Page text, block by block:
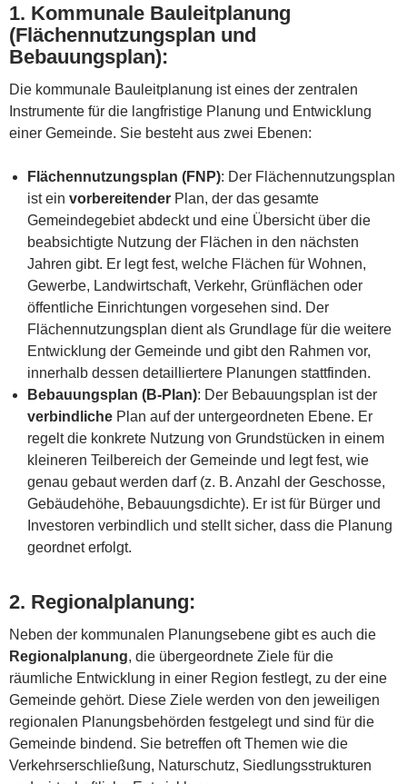
1. Kommunale Bauleitplanung
(Flächennutzungsplan und
Bebauungsplan):
Die kommunale Bauleitplanung ist eines der zentralen
Instrumente für die langfristige Planung und Entwicklung
einer Gemeinde. Sie besteht aus zwei Ebenen:
Flächennutzungsplan (FNP): Der Flächennutzungsplan
ist ein vorbereitender Plan, der das gesamte
Gemeindegebiet abdeckt und eine Übersicht über die
beabsichtigte Nutzung der Flächen in den nächsten
Jahren gibt. Er legt fest, welche Flächen für Wohnen,
Gewerbe, Landwirtschaft, Verkehr, Grünflächen oder
öffentliche Einrichtungen vorgesehen sind. Der
Flächennutzungsplan dient als Grundlage für die weitere
Entwicklung der Gemeinde und gibt den Rahmen vor,
innerhalb dessen detailliertere Planungen stattfinden.
Bebauungsplan (B-Plan): Der Bebauungsplan ist der
verbindliche Plan auf der untergeordneten Ebene. Er
regelt die konkrete Nutzung von Grundstücken in einem
kleineren Teilbereich der Gemeinde und legt fest, wie
genau gebaut werden darf (z. B. Anzahl der Geschosse,
Gebäudehöhe, Bebauungsdichte). Er ist für Bürger und
Investoren verbindlich und stellt sicher, dass die Planung
geordnet erfolgt.
2. Regionalplanung:
Neben der kommunalen Planungsebene gibt es auch die
Regionalplanung, die übergeordnete Ziele für die
räumliche Entwicklung in einer Region festlegt, zu der eine
Gemeinde gehört. Diese Ziele werden von den jeweiligen
regionalen Planungsbehörden festgelegt und sind für die
Gemeinde bindend. Sie betreffen oft Themen wie die
Verkehrserschließung, Naturschutz, Siedlungsstrukturen